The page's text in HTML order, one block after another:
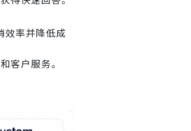
效率并降低成
客户服务。